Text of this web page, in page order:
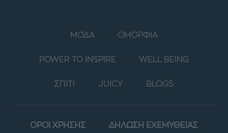
ΜΟΔΑ ΟΜΟΡΦΙΑ
POWER TO INSPIRE WELL BEING
ΣΠΙΤΙ JUICY BLOGS
ΟΡΟΙ ΧΡΗΣΗΣ ΔΗΛΩΣΗ ΕΧΕΜΥΘΕΙΑΣ